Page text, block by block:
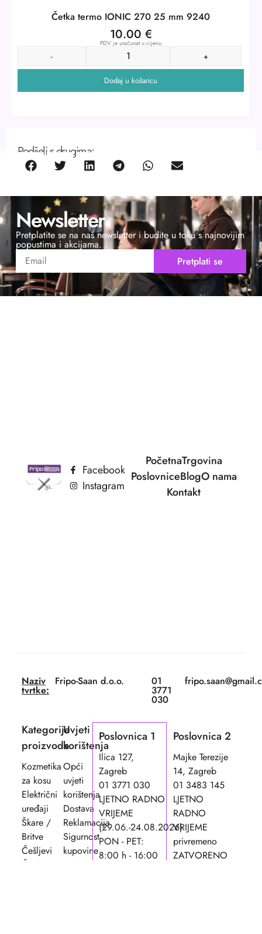
Četka termo IONIC 270 25 mm 9240
10.00 €
PDV je uračunat u cijenu
- +
Dodaj u košaricu
Podijeli s drugima:
Newsletter
Pretplatite se na naš newsletter i budite u toku s najnovijim
popustima i akcijama.
Pretplati se
PočetnaTrgovina
PoslovniceBlogO nama
Kontakt
Facebook
Instagram
Naziv
tvrtke:
Fripo-Saan d.o.o. 01
3771
030
Kategorije
proizvoda
Kozmetika
za kosu
Električni
uređaji
Škare /
Britve
Češljevi
Četke
Uvjeti
korištenja
Opći
uvjeti
korištenja
Dostava
Reklamacija
Sigurnost
kupovine
Poslovnica 1
Ilica 127,
Zagreb
01 3771 030
LJETNO RADNO
VRIJEME
(29.06.-24.08.2026)
PON - PET:
8:00 h - 16:00
Poslovnica 2
Majke Terezije
14, Zagreb
01 3483 145
LJETNO
RADNO
VRIJEME
privremeno
ZATVORENO